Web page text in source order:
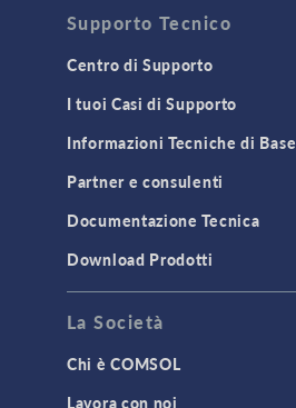
Supporto Tecnico
Centro di Supporto
I tuoi Casi di Supporto
Informazioni Tecniche di Base
Partner e consulenti
Documentazione Tecnica
Download Prodotti
La Società
Chi è COMSOL
Lavora con noi